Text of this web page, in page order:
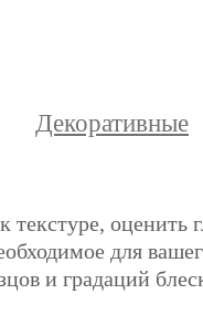
Декоративные
оценить
для
и градаций